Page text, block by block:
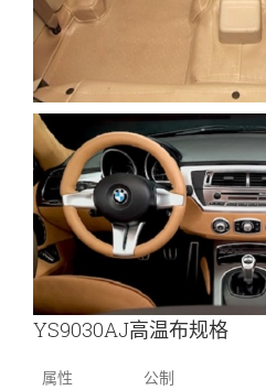
YS9030AJ高温布规格
属性 公制